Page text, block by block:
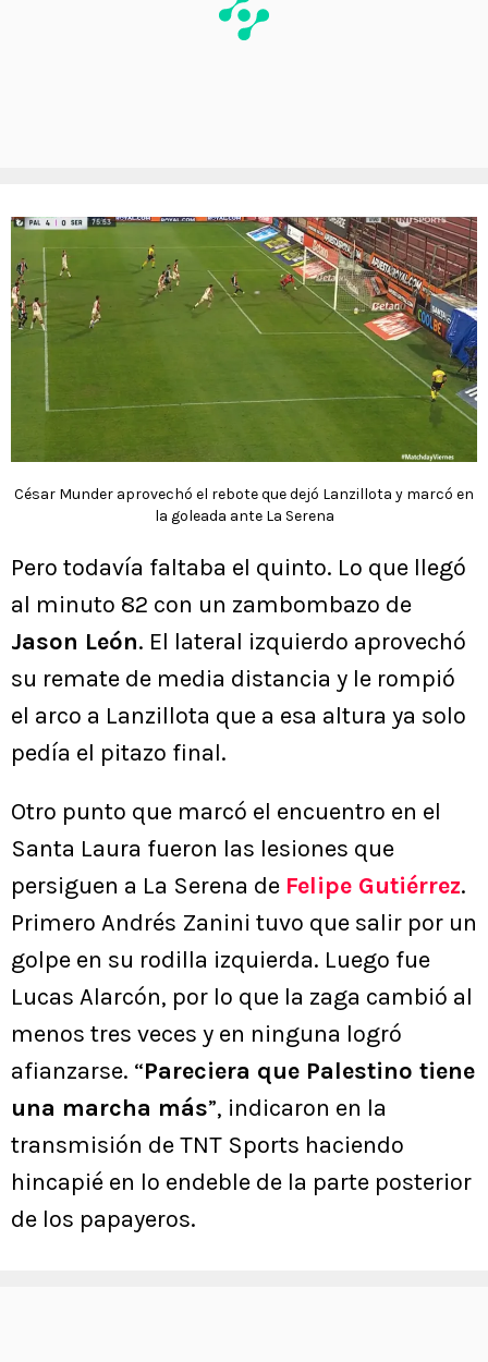
César Munder aprovechó el rebote que dejó Lanzillota y marcó en
la goleada ante La Serena
Pero todavía faltaba el quinto. Lo que llegó
al minuto 82 con un zambombazo de
Jason León. El lateral izquierdo aprovechó
su remate de media distancia y le rompió
el arco a Lanzillota que a esa altura ya solo
pedía el pitazo final.
Otro punto que marcó el encuentro en el
Santa Laura fueron las lesiones que
persiguen a La Serena de Felipe Gutiérrez.
Primero Andrés Zanini tuvo que salir por un
golpe en su rodilla izquierda. Luego fue
Lucas Alarcón, por lo que la zaga cambió al
menos tres veces y en ninguna logró
afianzarse. “Pareciera que Palestino tiene
una marcha más”, indicaron en la
transmisión de TNT Sports haciendo
hincapié en lo endeble de la parte posterior
de los papayeros.